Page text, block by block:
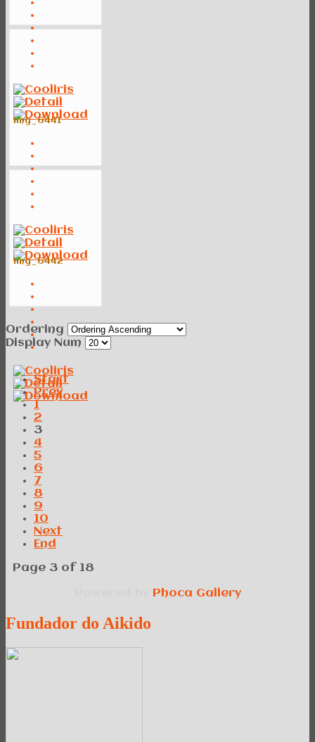
img_6441
img_6442
Ordering
Display Num
Start
Prev
1
2
3
4
5
6
7
8
9
10
Next
End
Page 3 of 18
Phoca Gallery
Fundador do Aikido